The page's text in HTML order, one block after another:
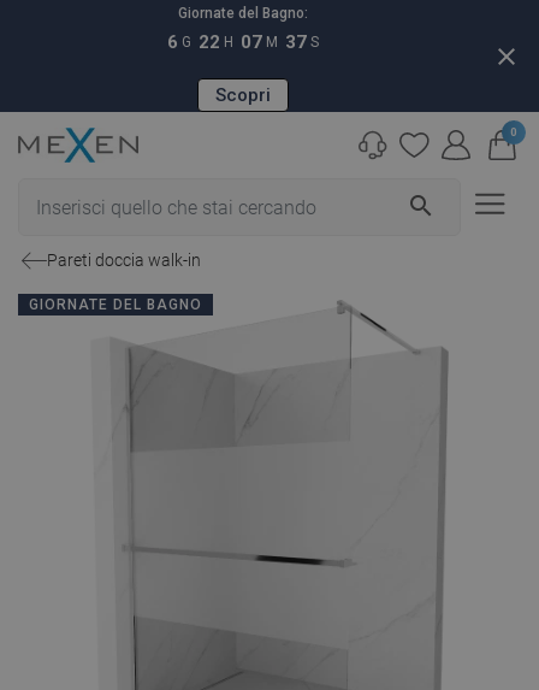
Giornate del Bagno:
6 G 22 H 07 M 36 S
Scopri
close
search
0
Pareti doccia walk-in
GIORNATE DEL BAGNO